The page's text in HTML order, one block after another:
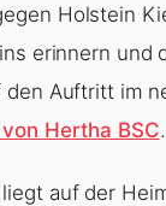
Holstein
erinnern
Auftritt im
Hertha BSC.
auf der